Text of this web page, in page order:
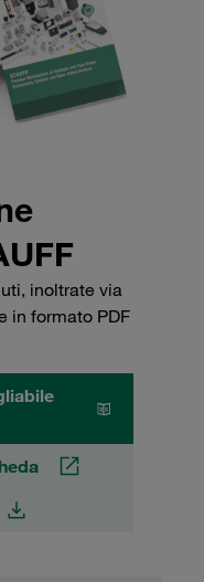
inoltrate via
in formato PDF